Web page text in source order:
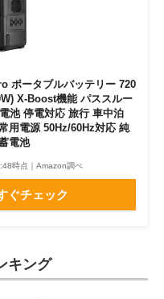
ポータブルバッテリー 720
X-Boost機能 パススルー
池 停電対応 旅行 車中泊
用電源 50Hz/60Hz対応 純
電池
時点｜Amazon調べ
ぐチェック
キング